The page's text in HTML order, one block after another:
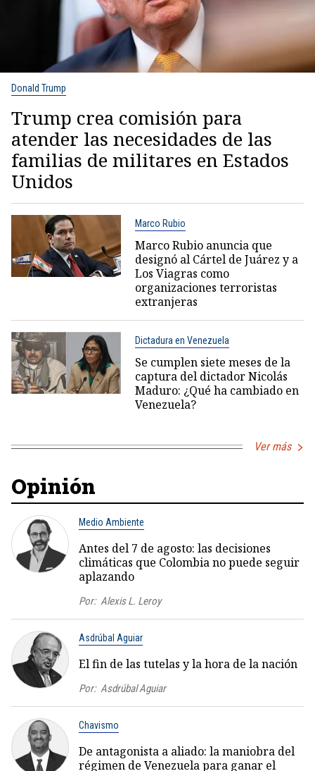
Donald Trump
Trump crea comisión para
atender las necesidades de las
familias de militares en Estados
Unidos
Marco Rubio
Marco Rubio anuncia que
designó al Cártel de Juárez y a
Los Viagras como
organizaciones terroristas
extranjeras
Dictadura en Venezuela
Se cumplen siete meses de la
captura del dictador Nicolás
Maduro: ¿Qué ha cambiado en
Venezuela?
Ver más
Opinión
Medio Ambiente
Antes del 7 de agosto: las decisiones
climáticas que Colombia no puede seguir
aplazando
Por: Alexis L. Leroy
Asdrúbal Aguiar
El fin de las tutelas y la hora de la nación
Por: Asdrúbal Aguiar
Chavismo
De antagonista a aliado: la maniobra del
régimen de Venezuela para ganar el